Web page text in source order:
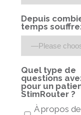
Depuis
temps
Quel type de
questions
pour un
StimRouter ?
À propos